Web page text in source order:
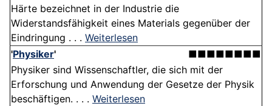
Härte bezeichnet in der Industrie die
Widerstandsfähigkeit eines Materials gegenüber der
Eindringung . . . Weiterlesen
'Physiker'
■■■■■■■■
Physiker sind Wissenschaftler, die sich mit der
Erforschung und Anwendung der Gesetze der Physik
beschäftigen. . . . Weiterlesen